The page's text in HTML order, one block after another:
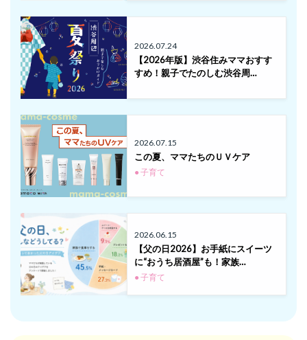
2026.07.24
【2026年版】渋谷住みママおすす
すめ！親子でたのしむ渋谷周…
2026.07.15
この夏、ママたちのＵＶケア
● 子育て
2026.06.15
【父の日2026】お手紙にスイーツ
に“おうち居酒屋”も！家族…
● 子育て